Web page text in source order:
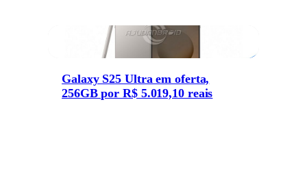
Galaxy S25 Ultra em oferta,
256GB por R$ 5.019,10 reais